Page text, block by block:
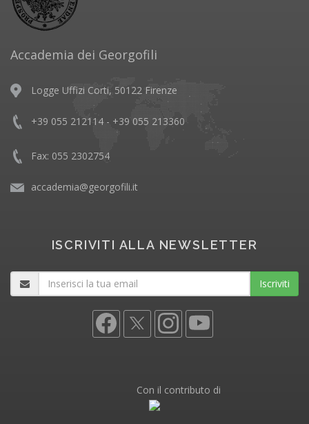
Accademia dei Georgofili
Logge Uffizi Corti, 50122 Firenze
+39 055 212114 - +39 055 213360
Fax: 055 2302754
accademia@georgofili.it
ISCRIVITI ALLA NEWSLETTER
Iscriviti
Con il contributo di